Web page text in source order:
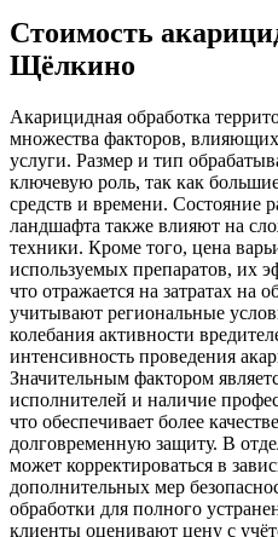
Стоимость
Щёлкино
Акарицидная обработка
множества факторов,
услуги. Размер и тип
ключевую роль, так как
средств и времени. Состояние
ландшафта также влияют на
техники. Кроме того, цена
используемых препаратов, их
что отражается на затратах на
учитывают региональные
колебания активности
интенсивность проведения
Значительным фактором
исполнителей и наличие
что обеспечивает более
долговременную защиту. В
может корректироваться в
дополнительных мер
обработки для полного
клиенты оценивают цену с